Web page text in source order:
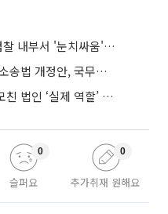
중수청 오늘부터 임용설명회, 검찰 내부서 '눈치싸움' 기류변화도
‘검찰 직접수사 완전 폐지’ 형사소송법 개정안, 국무회의 통과
‘130억 조세심판청구’ 차은우, 모친 법인 ‘실제 역할’ 다툴 듯
슬퍼요
0
추가취재 원해요
0